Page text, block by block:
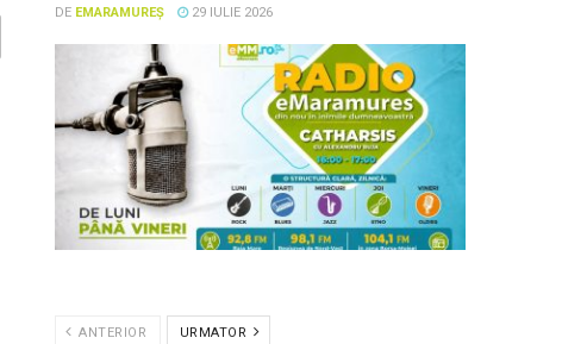
DE EMARAMUREȘ 29 IULIE 2026
ANTERIOR URMATOR